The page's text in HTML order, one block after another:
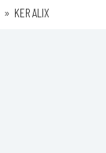
KER ALIX